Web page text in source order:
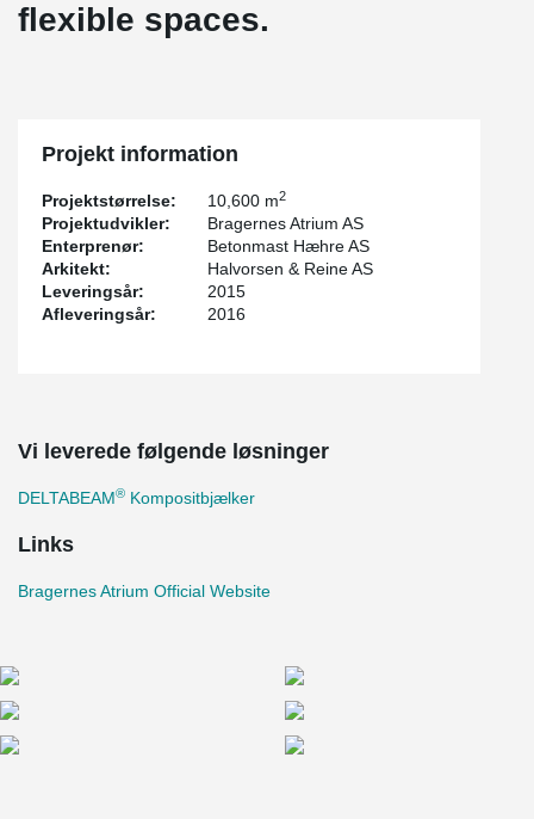
flexible spaces.
Projekt information
Projektstørrelse: 10,600 m2
Projektudvikler:
Bragernes Atrium AS
Enterprenør:
Betonmast Hæhre AS
Arkitekt:
Halvorsen & Reine AS
Leveringsår:
2015
Afleveringsår:
2016
Vi leverede følgende løsninger
DELTABEAM® Kompositbjælker
Links
Bragernes Atrium Official Website